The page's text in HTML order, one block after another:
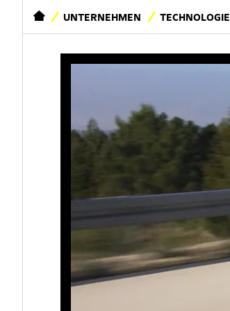
STARTSEITEUNTERNEHMEN TECHNOLOGIE